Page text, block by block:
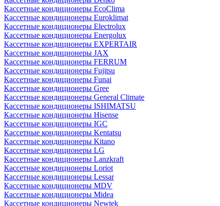
Кассетные кондиционеры EcoClima
Кассетные кондиционеры Euroklimat
Кассетные кондиционеры Electrolux
Кассетные кондиционеры Energolux
Кассетные кондиционеры EXPERTAIR
Кассетные кондиционеры JAX
Кассетные кондиционеры FERRUM
Кассетные кондиционеры Fujitsu
Кассетные кондиционеры Funai
Кассетные кондиционеры Gree
Кассетные кондиционеры General Climate
Кассетные кондиционеры ISHIMATSU
Кассетные кондиционеры Hisense
Кассетные кондиционеры IGC
Кассетные кондиционеры Kentatsu
Кассетные кондиционеры Kitano
Кассетные кондиционеры LG
Кассетные кондиционеры Lanzkraft
Кассетные кондиционеры Loriot
Кассетные кондиционеры Lessar
Кассетные кондиционеры MDV
Кассетные кондиционеры Midea
Кассетные кондиционеры Newtek